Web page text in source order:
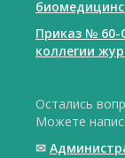
Приказ № 60-
коллегии
Остались
Можете
✉